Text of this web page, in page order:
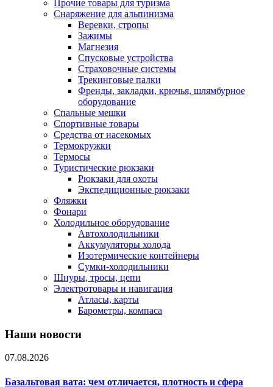
Прочие товары для туризма
Снаряжение для альпинизма
Веревки, стропы
Зажимы
Магнезия
Спусковые устройства
Страховочные системы
Трекинговые палки
Френды, закладки, крючья, шлямбурное
оборудование
Спальные мешки
Спортивные товары
Средства от насекомых
Термокружки
Термосы
Туристические рюкзаки
Рюкзаки для охоты
Экспедиционные рюкзаки
Фляжки
Фонари
Холодильное оборудование
Автохолодильники
Аккумуляторы холода
Изотермические контейнеры
Сумки-холодильники
Шнуры, тросы, цепи
Электротовары и навигация
Атласы, карты
Барометры, компаса
Наши новости
07.08.2026
Базальтовая вата: чем отличается, плотность и сфера